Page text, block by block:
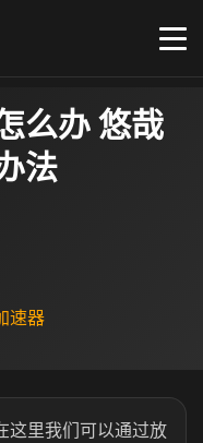
么办 悠哉
法
速器
这里我们可以通过放